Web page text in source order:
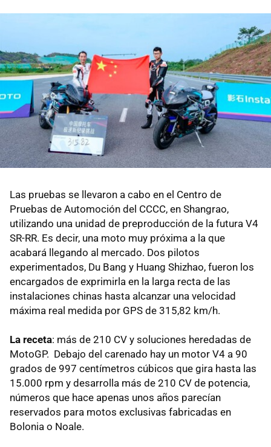
Las pruebas se llevaron a cabo en el Centro de
Pruebas de Automoción del CCCC, en Shangrao,
utilizando una unidad de preproducción de la futura V4
SR-RR. Es decir, una moto muy próxima a la que
acabará llegando al mercado. Dos pilotos
experimentados, Du Bang y Huang Shizhao, fueron los
encargados de exprimirla en la larga recta de las
instalaciones chinas hasta alcanzar una velocidad
máxima real medida por GPS de 315,82 km/h.
La receta: más de 210 CV y soluciones heredadas de
MotoGP. Debajo del carenado hay un motor V4 a 90
grados de 997 centímetros cúbicos que gira hasta las
15.000 rpm y desarrolla más de 210 CV de potencia,
números que hace apenas unos años parecían
reservados para motos exclusivas fabricadas en
Bolonia o Noale.